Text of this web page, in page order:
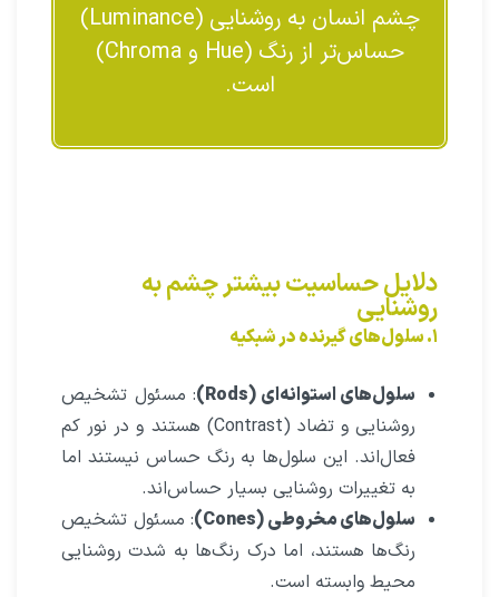
چشم انسان به روشنایی (Luminance)
حساس‌تر از رنگ (Hue و Chroma)
است.
دلایل حساسیت بیشتر چشم به
روشنایی
۱. سلول‌های گیرنده در شبکیه
سلول‌های استوانه‌ای (Rods)
: مسئول تشخیص
روشنایی و تضاد (Contrast) هستند و در نور کم
فعال‌اند. این سلول‌ها به رنگ حساس نیستند اما
به تغییرات روشنایی بسیار حساس‌اند.
سلول‌های مخروطی (Cones)
: مسئول تشخیص
رنگ‌ها هستند، اما درک رنگ‌ها به شدت روشنایی
محیط وابسته است.